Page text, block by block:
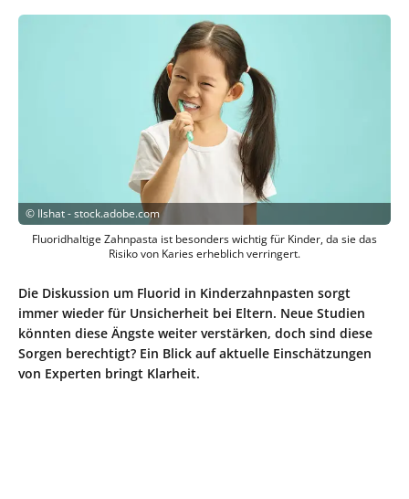
© Ilshat - stock.adobe.com
Fluoridhaltige Zahnpasta ist besonders wichtig für Kinder, da sie das
Risiko von Karies erheblich verringert.
Die Diskussion um Fluorid in Kinderzahnpasten sorgt
immer wieder für Unsicherheit bei Eltern. Neue Studien
könnten diese Ängste weiter verstärken, doch sind diese
Sorgen berechtigt? Ein Blick auf aktuelle Einschätzungen
von Experten bringt Klarheit.